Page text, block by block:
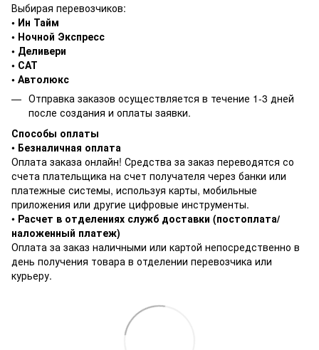
Выбирая перевозчиков:
• Ин Тайм
• Ночной Экспресс
• Деливери
• САТ
• Автолюкс
Отправка заказов осуществляется в течение 1-3 дней
после создания и оплаты заявки.
Способы оплаты
• Безналичная оплата
Оплата заказа онлайн! Средства за заказ переводятся со
счета плательщика на счет получателя через банки или
платежные системы, используя карты, мобильные
приложения или другие цифровые инструменты.
• Расчет в отделениях служб доставки (постоплата/
наложенный платеж)
Оплата за заказ наличными или картой непосредственно в
день получения товара в отделении перевозчика или
курьеру.